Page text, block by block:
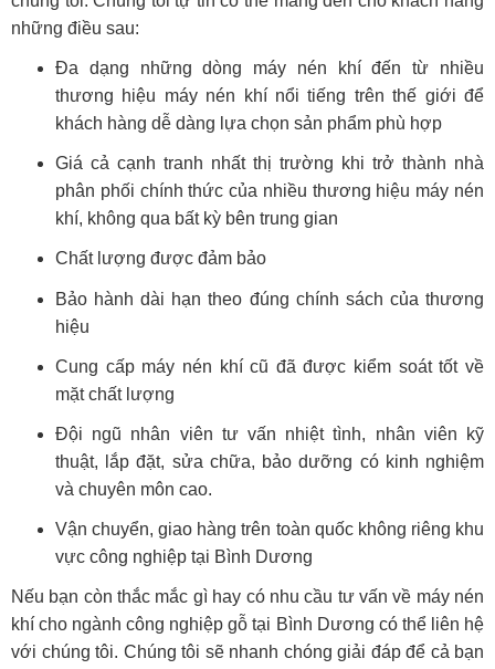
những điều sau:
Đa dạng những dòng máy nén khí đến từ nhiều
thương hiệu máy nén khí nổi tiếng trên thế giới để
khách hàng dễ dàng lựa chọn sản phẩm phù hợp
Giá cả cạnh tranh nhất thị trường khi trở thành nhà
phân phối chính thức của nhiều thương hiệu máy nén
khí, không qua bất kỳ bên trung gian
Chất lượng được đảm bảo
Bảo hành dài hạn theo đúng chính sách của thương
hiệu
Cung cấp máy nén khí cũ đã được kiểm soát tốt về
mặt chất lượng
Đội ngũ nhân viên tư vấn nhiệt tình, nhân viên kỹ
thuật, lắp đặt, sửa chữa, bảo dưỡng có kinh nghiệm
và chuyên môn cao.
Vận chuyển, giao hàng trên toàn quốc không riêng khu
vực công nghiệp tại Bình Dương
Nếu bạn còn thắc mắc gì hay có nhu cầu tư vấn về máy nén
khí cho ngành công nghiệp gỗ tại Bình Dương có thể liên hệ
với chúng tôi. Chúng tôi sẽ nhanh chóng giải đáp để cả bạn